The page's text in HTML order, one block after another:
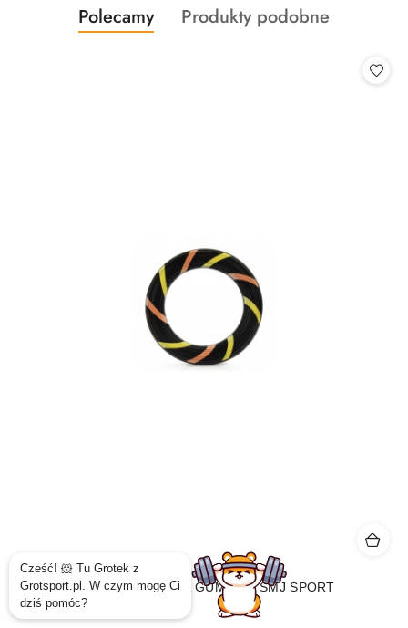
Pomiń karuzelę produktów
Produkty
o
Polecamy
Produkty
Produkty podobne
RINGO OBRĘCZ SPORTOWA GUMOWA SMJ SPORT